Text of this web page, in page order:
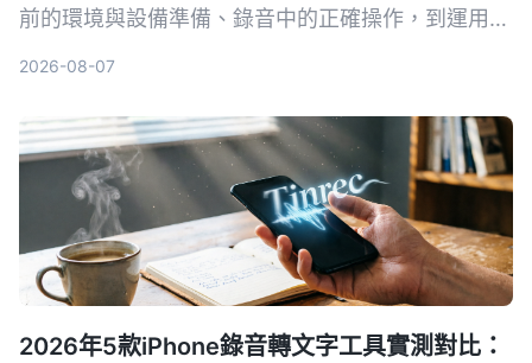
前的環境與設備準備、錄音中的正確操作，到運用AI
2026-08-07
2026年5款iPhone錄音轉文字工具實測對比：